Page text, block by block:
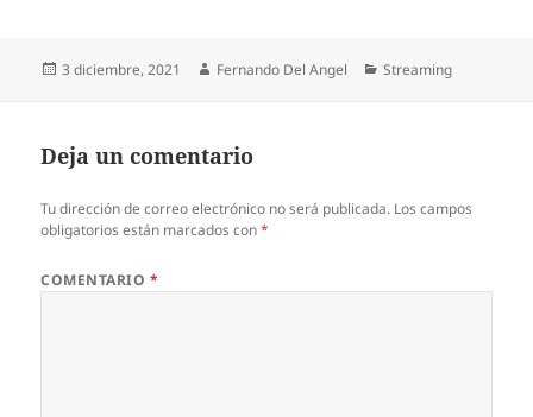
Publicado
3 diciembre, 2021 Autor
Fernando Del Angel Categorías
Streaming
Deja un comentario
Tu dirección de correo electrónico no será publicada. Los campos
obligatorios están marcados con*
COMENTARIO *